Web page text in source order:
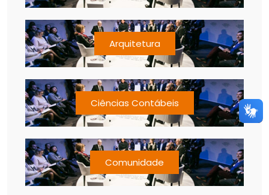
Arquitetura
Ciências Contábeis
Comunidade